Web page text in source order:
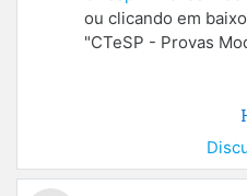
ou clicando em
"CTeSP - Provas